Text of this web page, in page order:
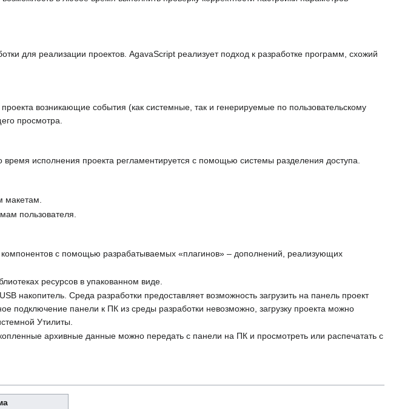
для реализации проектов. AgavaScript реализует подход к разработке программ, схожий
возникающие события (как системные, так и генерируемые по пользовательскому
просмотра.
исполнения проекта регламентируется с помощью системы разделения доступа.
макетам.
пользователя.
с помощью разрабатываемых «плагинов» – дополнений, реализующих
ресурсов в упакованном виде.
накопитель. Среда разработки предоставляет возможность загрузить на панель проект
подключение панели к ПК из среды разработки невозможно, загрузку проекта можно
Утилиты.
архивные данные можно передать с панели на ПК и просмотреть или распечатать с